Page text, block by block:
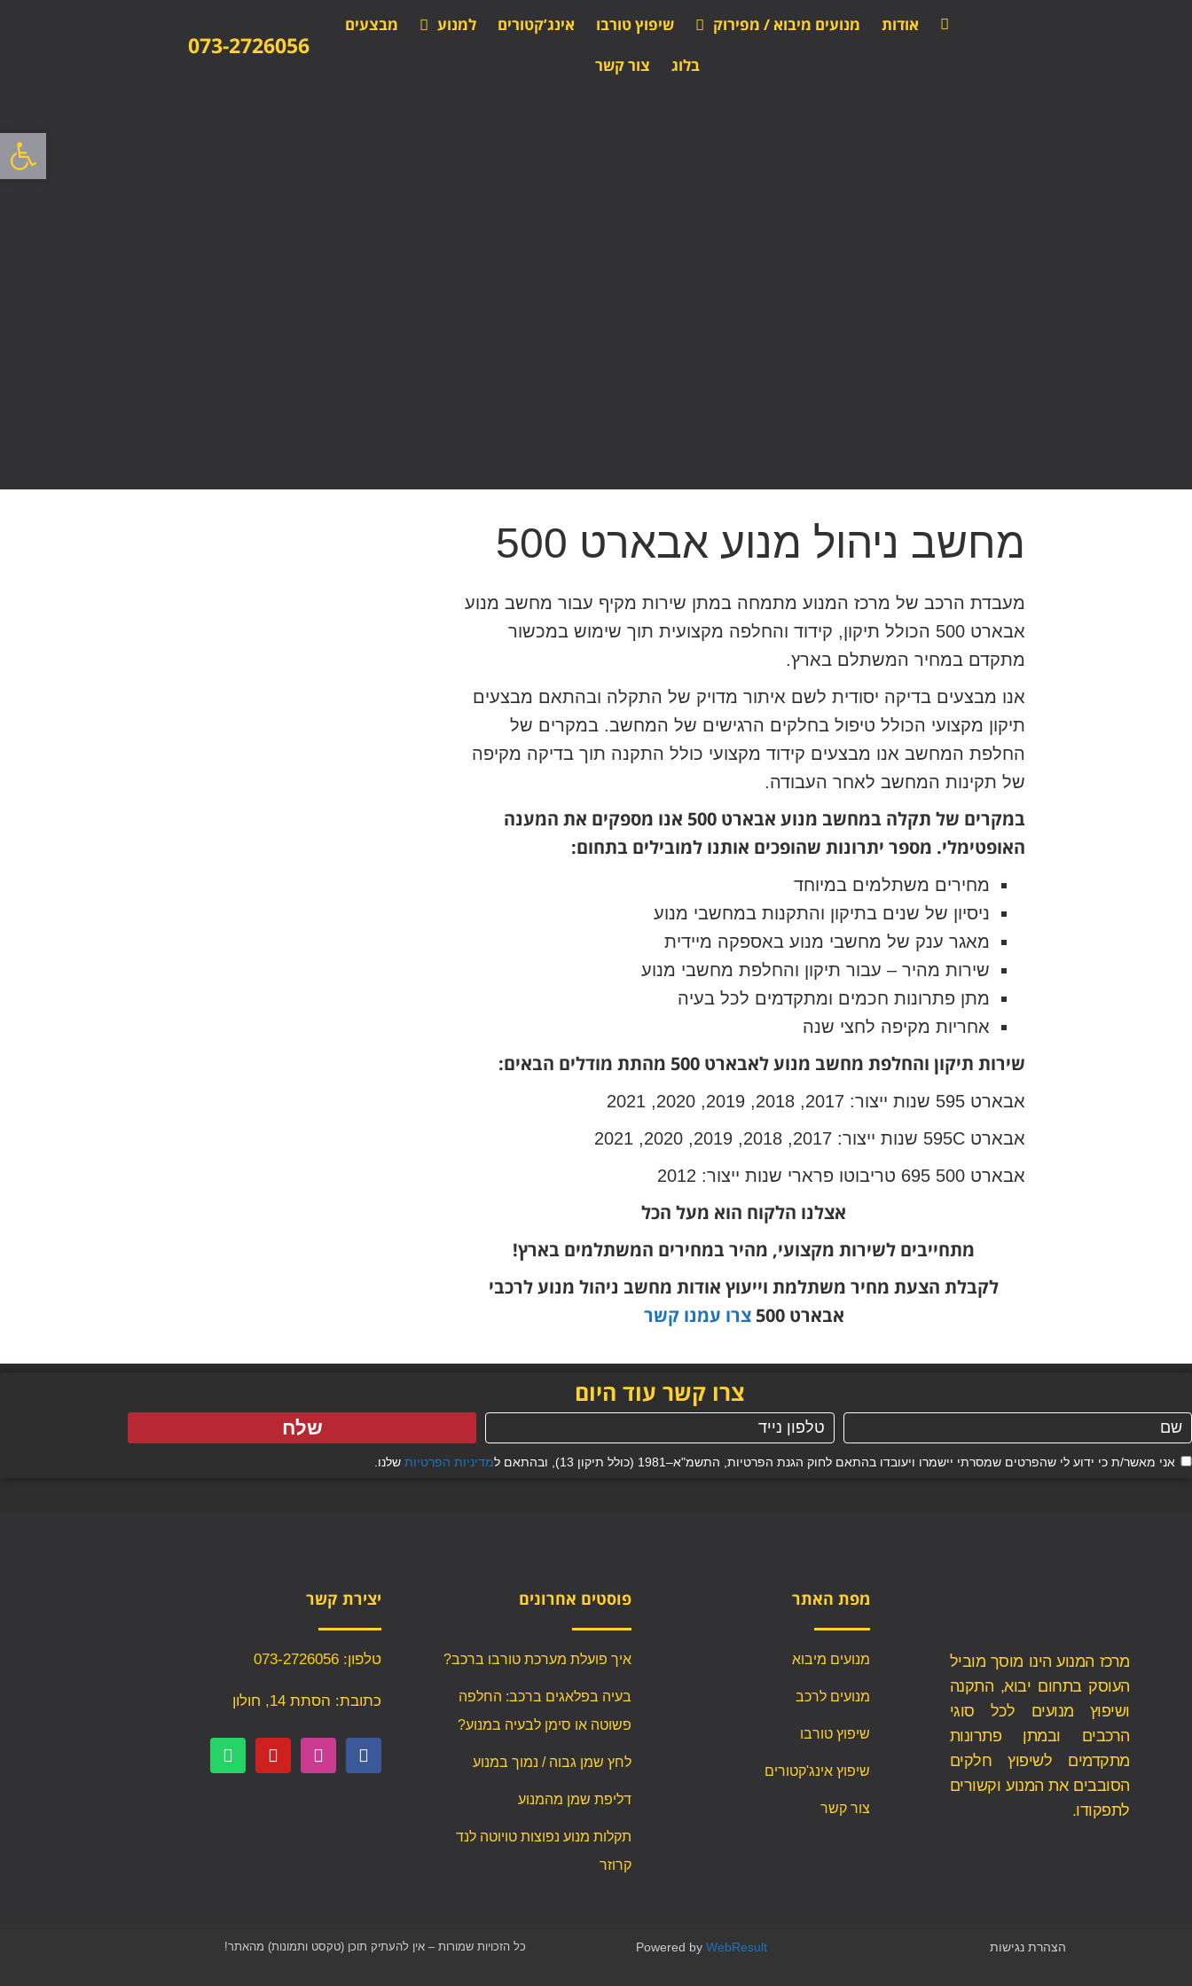
פתח
אודות מנועים מיבוא / מפירוק שיפוץ טורבו אינג’קטורים למנוע
מבצעים
בלוג
צור קשר
073-2726056
מחשב ניהול מנוע אבארט 500
מעבדת הרכב של מרכז המנוע מתמחה במתן שירות מקיף עבור מחשב מנוע
אבארט 500 הכולל תיקון, קידוד והחלפה מקצועית תוך שימוש במכשור
מתקדם במחיר המשתלם בארץ.
אנו מבצעים בדיקה יסודית לשם איתור מדויק של התקלה ובהתאם מבצעים
תיקון מקצועי הכולל טיפול בחלקים הרגישים של המחשב. במקרים של
החלפת המחשב אנו מבצעים קידוד מקצועי כולל התקנה תוך בדיקה מקיפה
של תקינות המחשב לאחר העבודה.
במקרים של תקלה במחשב מנוע אבארט 500 אנו מספקים את המענה
האופטימלי. מספר יתרונות שהופכים אותנו למובילים בתחום:
מחירים משתלמים במיוחד
ניסיון של שנים בתיקון והתקנות במחשבי מנוע
מאגר ענק של מחשבי מנוע באספקה מיידית
שירות מהיר – עבור תיקון והחלפת מחשבי מנוע
מתן פתרונות חכמים ומתקדמים לכל בעיה
אחריות מקיפה לחצי שנה
שירות תיקון והחלפת מחשב מנוע לאבארט 500 מהתת מודלים הבאים:
אבארט 595 שנות ייצור: 2017, 2018, 2019, 2020, 2021
אבארט 595C שנות ייצור: 2017, 2018, 2019, 2020, 2021
אבארט 500 695 טריבוטו פרארי שנות ייצור: 2012
אצלנו הלקוח הוא מעל הכל
מתחייבים לשירות מקצועי, מהיר במחירים המשתלמים בארץ!
לקבלת הצעת מחיר משתלמת וייעוץ אודות מחשב ניהול מנוע לרכבי
אבארט 500
צרו עמנו קשר
צרו קשר עוד היום
אני מאשר/ת כי ידוע לי שהפרטים שמסרתי יישמרו ויעובדו בהתאם לחוק הגנת הפרטיות, התשמ"א–1981 (כולל תיקון 13), ובהתאם ל מדיניות הפרטיות שלנו.
שלח
מרכז המנוע הינו מוסך מוביל
העוסק בתחום יבוא, התקנה
ושיפוץ מנועים לכל סוגי
הרכבים ובמתן פתרונות
מתקדמים לשיפוץ חלקים
הסובבים את המנוע וקשורים
לתפקודו.
מפת האתר
מנועים מיבוא
מנועים לרכב
שיפוץ טורבו
שיפוץ אינג'קטורים
צור קשר
פוסטים אחרונים
איך פועלת מערכת טורבו ברכב?
בעיה בפלאגים ברכב: החלפה
פשוטה או סימן לבעיה במנוע?
לחץ שמן גבוה / נמוך במנוע
דליפת שמן מהמנוע
תקלות מנוע נפוצות טויוטה לנד
קרוזר
יצירת קשר
טלפון: 073-2726056
כתובת: הסתת 14, חולון
הצהרת נגישות Powered by WebResult כל הזכויות שמורות – אין להעתיק תוכן (טקסט ותמונות) מהאתר!